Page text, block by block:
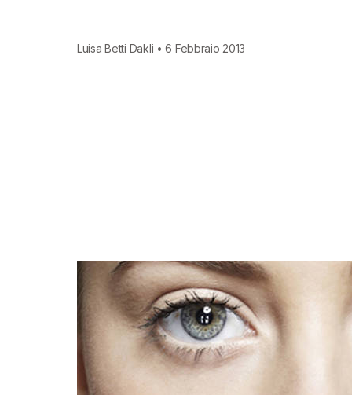
Luisa Betti Dakli • 6 Febbraio 2013